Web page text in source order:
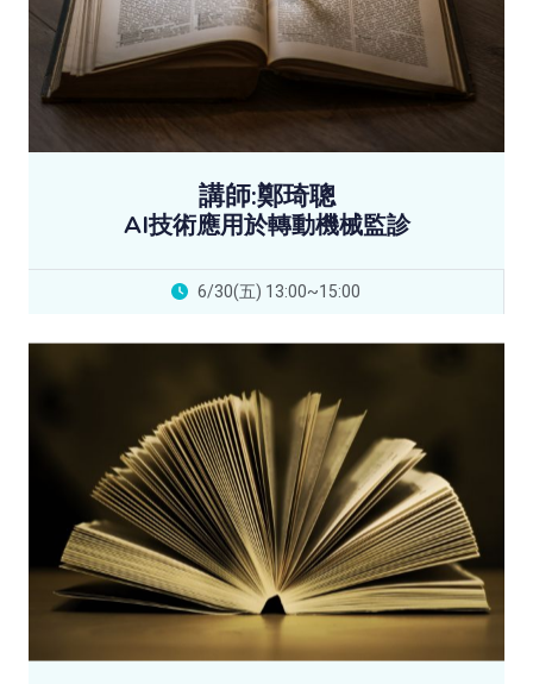
講師:鄭琦聰
AI技術應用於轉動機械監診
6/30(五) 13:00~15:00